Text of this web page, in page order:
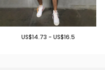
US$14.73 - US$16.5